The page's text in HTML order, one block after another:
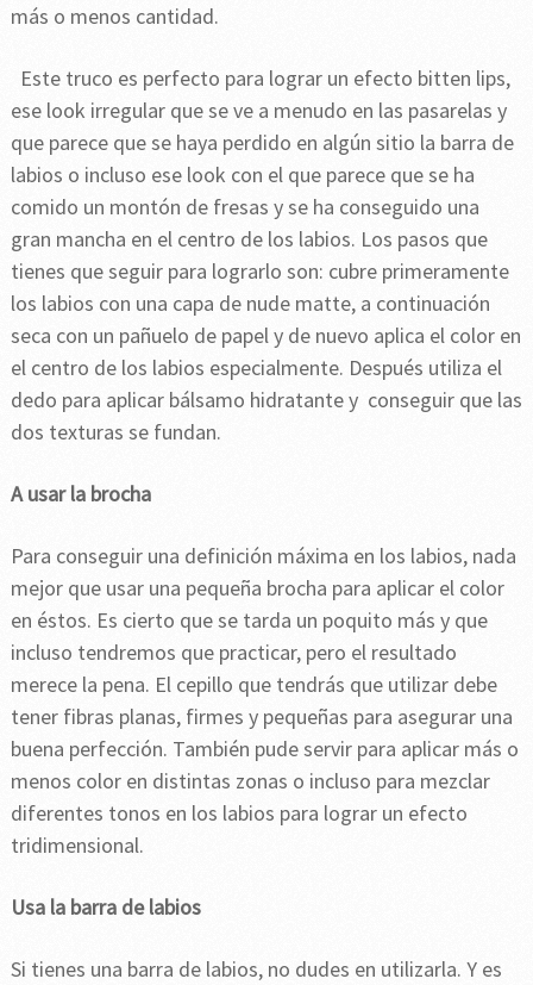
más o menos cantidad.
Este truco es perfecto para lograr un efecto bitten lips,
ese look irregular que se ve a menudo en las pasarelas y
que parece que se haya perdido en algún sitio la barra de
labios o incluso ese look con el que parece que se ha
comido un montón de fresas y se ha conseguido una
gran mancha en el centro de los labios. Los pasos que
tienes que seguir para lograrlo son: cubre primeramente
los labios con una capa de nude matte, a continuación
seca con un pañuelo de papel y de nuevo aplica el color en
el centro de los labios especialmente. Después utiliza el
dedo para aplicar bálsamo hidratante y conseguir que las
dos texturas se fundan.
A usar la brocha
Para conseguir una definición máxima en los labios, nada
mejor que usar una pequeña brocha para aplicar el color
en éstos. Es cierto que se tarda un poquito más y que
incluso tendremos que practicar, pero el resultado
merece la pena. El cepillo que tendrás que utilizar debe
tener fibras planas, firmes y pequeñas para asegurar una
buena perfección. También pude servir para aplicar más o
menos color en distintas zonas o incluso para mezclar
diferentes tonos en los labios para lograr un efecto
tridimensional.
Usa la barra de labios
Si tienes una barra de labios, no dudes en utilizarla. Y es